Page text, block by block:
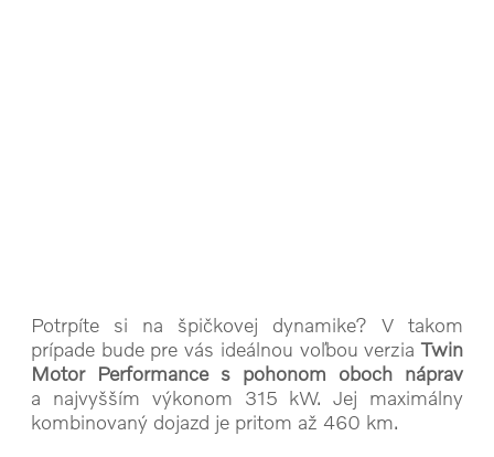
Potrpíte si na špičkovej dynamike? V takom
prípade bude pre vás ideálnou voľbou verzia Twin
Motor Performance s pohonom oboch náprav
a najvyšším výkonom 315 kW. Jej maximálny
kombinovaný dojazd je pritom až 460 km.